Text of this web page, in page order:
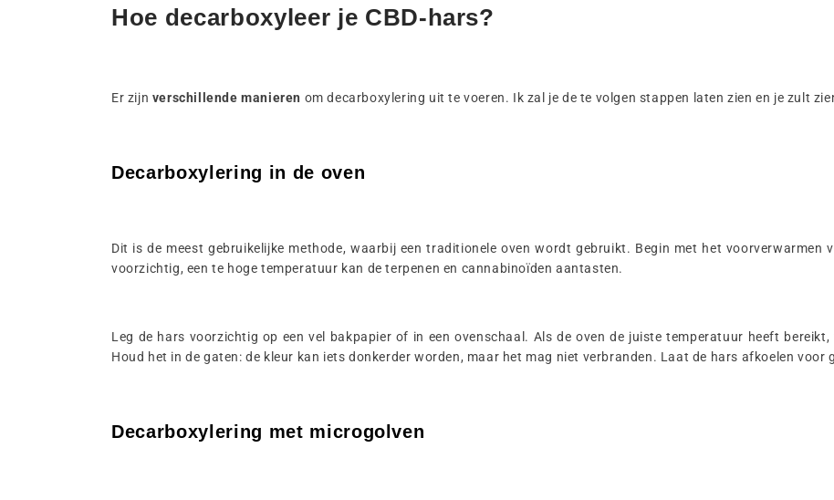
Hoe decarboxyleer je CBD-hars?
Er zijn verschillende manieren om decarboxylering uit te voeren. Ik zal je de te volgen stappen laten zien en je zult
Decarboxylering in de oven
Dit is de meest gebruikelijke methode, waarbij een traditionele oven wordt gebruikt. Begin met het voorverwarmen
voorzichtig, een te hoge temperatuur kan de terpenen en cannabinoïden aantasten.
Leg de hars voorzichtig op een vel bakpapier of in een ovenschaal. Als de oven de juiste temperatuur heeft
Houd het in de gaten: de kleur kan iets donkerder worden, maar het mag niet verbranden. Laat de hars afkoelen voor
Decarboxylering met microgolven